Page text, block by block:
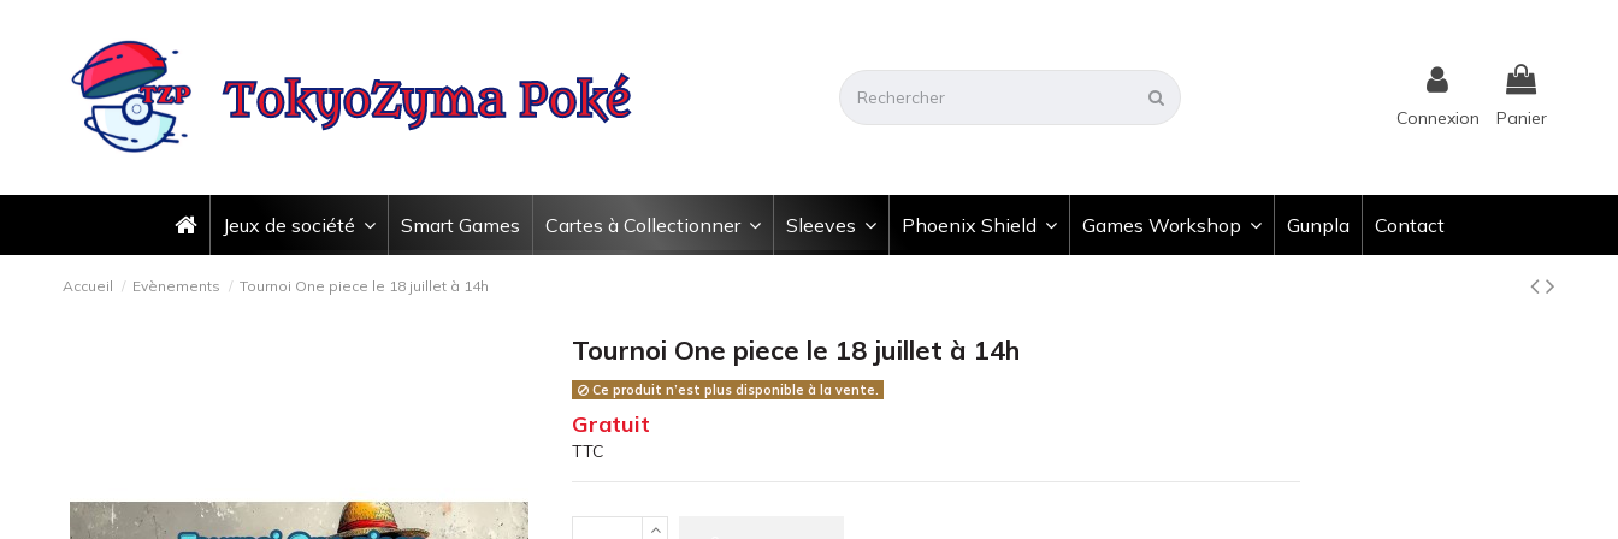
Connexion Panier
Jeux de société Smart Games Cartes à Collectionner Sleeves Phoenix Shield Games Workshop Gunpla Contact
Accueil Evènements Tournoi One piece le 18 juillet à 14h
Tournoi One piece le 18 juillet à 14h
Ce produit n’est plus disponible à la vente.
Gratuit
TTC